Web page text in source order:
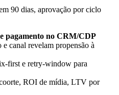
canal revelam propensão à
first e retry-window para
ROI de mídia, LTV por